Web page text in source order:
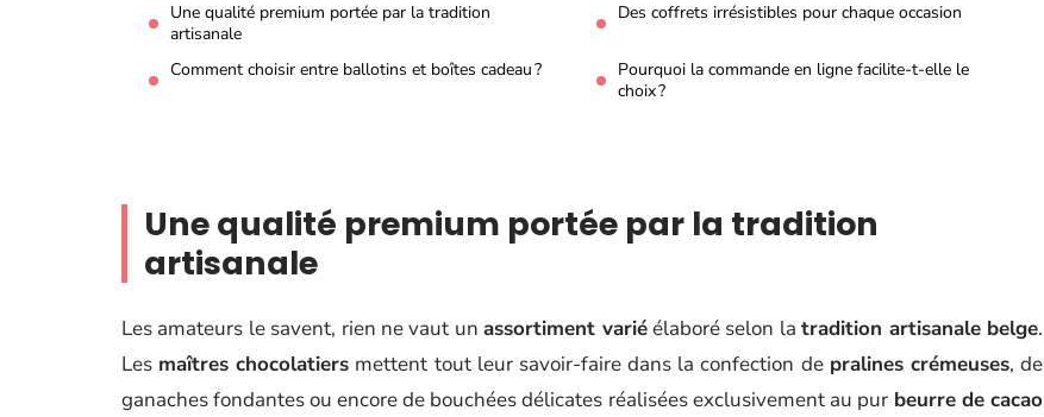
Une qualité premium portée par la tradition
artisanale
Des coffrets irrésistibles pour chaque occasion
Comment choisir entre ballotins et boîtes cadeau ?
Pourquoi la commande en ligne facilite-t-elle le
choix ?
Une qualité premium portée par la tradition
artisanale
Les amateurs le savent, rien ne vaut unassortiment variéélaboré selon latradition artisanale belge.
Les maîtres chocolatiers mettent tout leur savoir-faire dans la confection de pralines crémeuses, de
ganaches fondantes ou encore de bouchées délicates réalisées exclusivement au purbeurre de cacao